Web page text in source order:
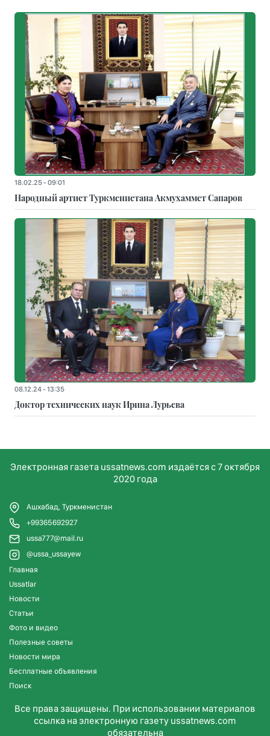
18.02.25 - 09:01
Народный артист Туркменистана Акмухаммет Сапаров
08.12.24 - 13:35
Доктор технических наук Ирина Лурьева
Электронная газета ussatnews.com издаётся с 7 октября
2020 года
Ашхабад, Туркменистан
+99365692927
ussa777@mail.ru
@ussa_ussayew
Главная
Ussatlar
Новости
Статьи
Фото и видео
Полезные советы
Новости мира
Бесплатные объявления
Поиск
Все права защищены. При использовании материалов
ссылка на электронную газету ussatnews.com
обязательна